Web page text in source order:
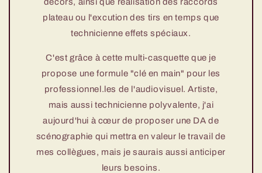
plateau ou l'excution des tirs en temps que
technicienne effets spéciaux.
C'est grâce à cette multi-casquette que je
propose une formule "clé en main" pour les
professionnel.les de l'audiovisuel. Artiste,
mais aussi technicienne polyvalente, j'ai
aujourd'hui à cœur de proposer une DA de
scénographie qui mettra en valeur le travail de
mes collègues, mais je saurais aussi anticiper
leurs besoins.